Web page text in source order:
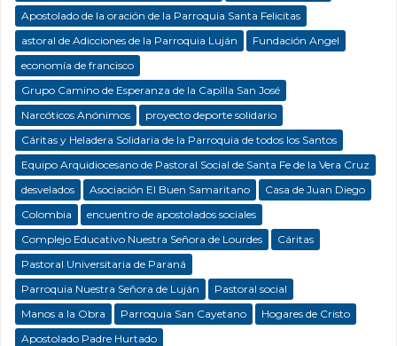
Apostolado de la oración de la Parroquia Santa Felicitas
astoral de Adicciones de la Parroquia Luján
Fundación Angel
economía de francisco
Grupo Camino de Esperanza de la Capilla San José
Narcóticos Anónimos
proyecto deporte solidario
Cáritas y Heladera Solidaria de la Parroquia de todos los Santos
Equipo Arquidiocesano de Pastoral Social de Santa Fe de la Vera Cruz
desvelados
Asociación El Buen Samaritano
Casa de Juan Diego
Colombia
encuentro de apostolados sociales
Complejo Educativo Nuestra Señora de Lourdes
Cáritas
Pastoral Universitaria de Paraná
Parroquia Nuestra Señora de Luján
Pastoral social
Manos a la Obra
Parroquia San Cayetano
Hogares de Cristo
Apostolado Padre Hurtado